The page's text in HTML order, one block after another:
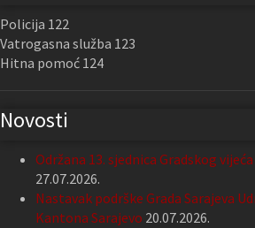
Policija 122
Vatrogasna služba 123
Hitna pomoć 124
Novosti
Održana 13. sjednica Gradskog
27.07.2026.
Nastavak podrške Grada Sarajeva
Kantona Sarajevo 20.07.2026.